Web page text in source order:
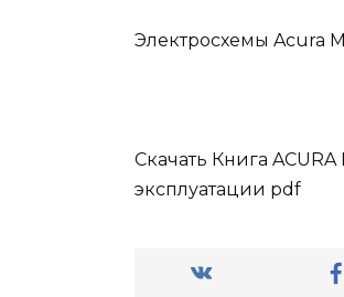
Электросхемы Acura
Скачать Книга
эксплуатации pdf